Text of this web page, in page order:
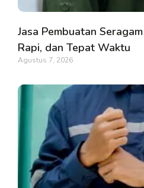
Jasa Pembuatan
Rapi, dan Tepat Waktu
Agustus 7, 2026